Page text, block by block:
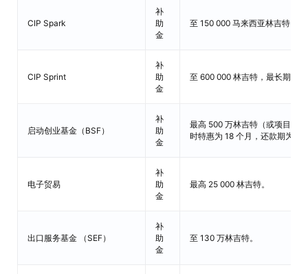
CIP Spark
补
助
金
至 150 000 马来西亚林吉特，
CIP Sprint
补
助
金
至 600 000 林吉特，最长期限
启动创业基金（BSF）
补
助
金
最高 500 万林吉特（或项目总
时特惠为 18 个月，还款期为 5
电子贸易
补
助
金
最高 25 000 林吉特。
出口服务基金 （SEF）
补
助
金
至 130 万林吉特。